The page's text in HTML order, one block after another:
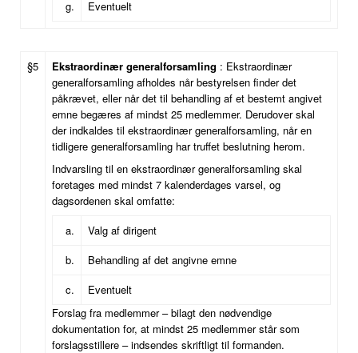
g.
Eventuelt
§5 Ekstraordinær generalforsamling : Ekstraordinær
generalforsamling afholdes når bestyrelsen finder det
påkrævet, eller når det til behandling af et bestemt angivet
emne begæres af mindst 25 medlemmer. Derudover skal
der indkaldes til ekstraordinær generalforsamling, når en
tidligere generalforsamling har truffet beslutning herom.
Indvarsling til en ekstraordinær generalforsamling skal
foretages med mindst 7 kalenderdages varsel, og
dagsordenen skal omfatte:
a.
Valg af dirigent
b.
Behandling af det angivne emne
c.
Eventuelt
Forslag fra medlemmer – bilagt den nødvendige
dokumentation for, at mindst 25 medlemmer står som
forslagsstillere – indsendes skriftligt til formanden.